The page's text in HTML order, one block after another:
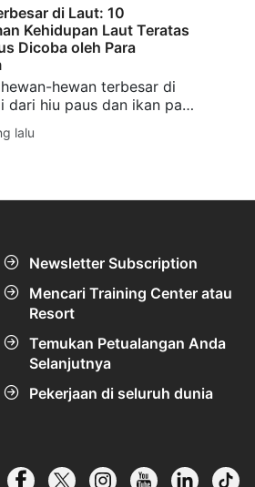
membantu Anda
di Laut: 10
Kehidupan Laut Teratas
Dicoba oleh Para
hewan terbesar di
dari hiu paus dan ikan pari
dengan tips untuk
lalu
Newsletter Subscription
Mencari Training Center atau
Resort
Temukan Petualangan Anda
Selanjutnya
Pekerjaan di seluruh dunia